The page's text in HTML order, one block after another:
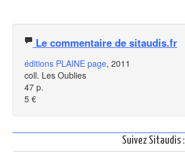
Le commentaire de sitaudis.fr
éditions PLAINE page, 2011
coll. Les Oublies
47 p.
5 €
Suivez Sitaudis :